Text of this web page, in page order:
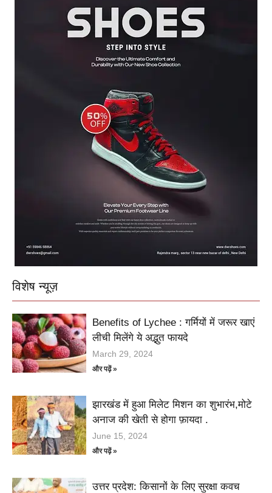
विशेष न्यूज़
Benefits of Lychee : गर्मियों में जरूर खाएं
लीची मिलेंगे ये अद्भुत फायदे
March 29, 2024
और पढ़ें »
झारखंड में हुआ मिलेट मिशन का शुभारंभ,मोटे
अनाज की खेती से होगा फ़ायदा .
June 15, 2024
और पढ़ें »
उत्तर प्रदेश: किसानों के लिए सुरक्षा कवच